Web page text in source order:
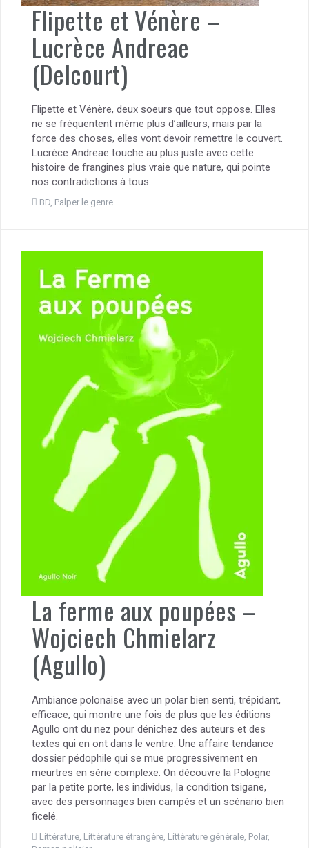
Flipette et Vénère –
Lucrèce Andreae
(Delcourt)
Flipette et Vénère, deux soeurs que tout oppose. Elles
ne se fréquentent même plus d’ailleurs, mais par la
force des choses, elles vont devoir remettre le couvert.
Lucrèce Andreae touche au plus juste avec cette
histoire de frangines plus vraie que nature, qui pointe
nos contradictions à tous.
BD, Palper le genre
La ferme aux poupées –
Wojciech Chmielarz
(Agullo)
Ambiance polonaise avec un polar bien senti, trépidant,
efficace, qui montre une fois de plus que les éditions
Agullo ont du nez pour dénichez des auteurs et des
textes qui en ont dans le ventre. Une affaire tendance
dossier pédophile qui se mue progressivement en
meurtres en série complexe. On découvre la Pologne
par la petite porte, les individus, la condition tsigane,
avec des personnages bien campés et un scénario bien
ficelé.
Littérature Littérature étrangère Littérature générale Polar,